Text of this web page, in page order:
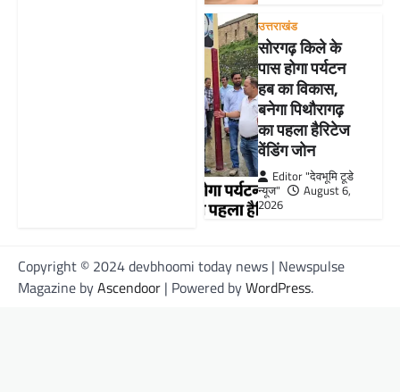
उत्तराखंड
सोरगढ़ किले के
पास होगा पर्यटन
हब का विकास,
बनेगा पिथौरागढ़
का पहला हैरिटेज
वेंडिंग जोन
Editor "देवभूमि टूडे
न्यूज"
August 6,
2026
Copyright © 2024 devbhoomi today news | Newspulse
Magazine byAscendoor | Powered byWordPress.